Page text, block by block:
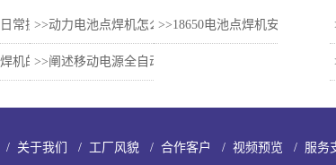
常操作与维护2018-12-19 09:12
>>动力电池点焊机怎么样？精密储能点焊机适合什么
>>18650电池点焊机安装说明
机的主要优点有哪些2018-12-19 09:12
>>阐述移动电源全自动点焊机在实际中的运用效果
/ 关于我们 / 工厂风貌 / 合作客户 / 视频预览 / 服务